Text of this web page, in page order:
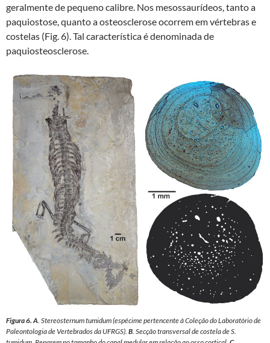
geralmente de pequeno calibre. Nos mesossaurídeos, tanto a
paquiostose, quanto a osteosclerose ocorrem em vértebras e
costelas (Fig. 6). Tal característica é denominada de
paquiosteosclerose.
Figura 6. A. Stereosternum tumidum(espécime pertencente à Coleção do Laboratório de
Paleontologia de Vertebrados da UFRGS). B. Secção transversal de costela deS.